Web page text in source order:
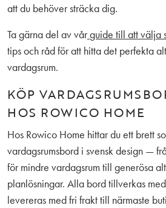
att du behöver sträcka dig.
Ta gärna del av vårguide till att välja
tips och råd för att hitta det perfekta
vardagsrum.
KÖP
HOS ROWICO HOME
Hos Rowico Home hittar du ett brett
vardagsrumsbord i svensk design —
för mindre vardagsrum till generösa
planlösningar. Alla bord tillverkas
levereras med fri frakt till närmaste